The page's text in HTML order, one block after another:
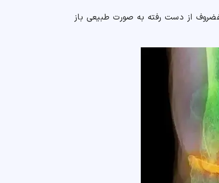
از دست رفته به صورت طبیعی باز